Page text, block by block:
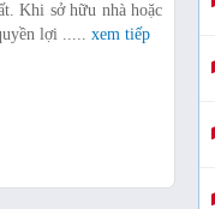
Khi sở hữu nhà hoặc
lợi ..... xem tiếp